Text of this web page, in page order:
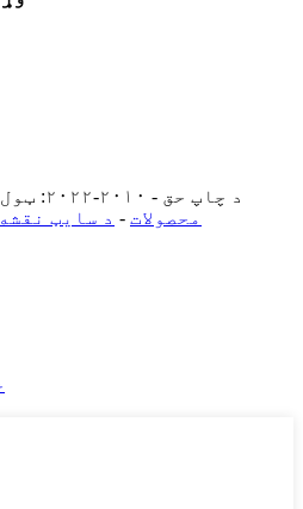
© د چاپ حق - ۲۰۱۰-۲۰۲۲: ټول حقونه خوندي دي.
محصولات - د سایټ نقشه